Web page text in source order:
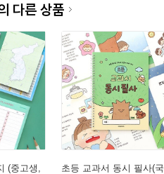
다른 상품
(중고생,
초등 교과서 동시 필사(